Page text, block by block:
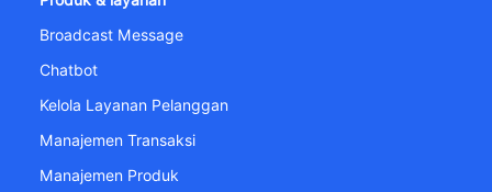
Broadcast Message
Chatbot
Kelola Layanan Pelanggan
Manajemen Transaksi
Manajemen Produk